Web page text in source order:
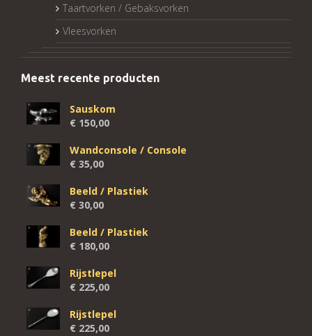
Taartvorken / Gebaksvorken
Vleesvorken
Meest recente producten
Sauskom
€ 150,00
Wandconsole / Console
€ 35,00
Beeld / Plastiek
€ 30,00
Beeld / Plastiek
€ 180,00
Rijstlepel
€ 225,00
Rijstlepel
€ 225,00